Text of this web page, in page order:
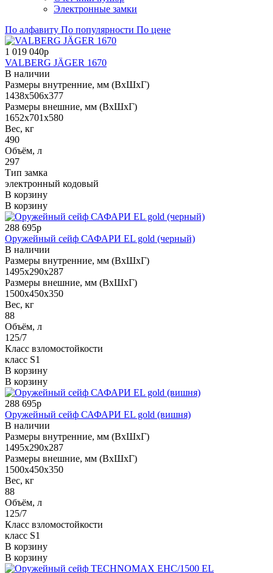
Электронные замки
По алфавиту По популярности По цене
1 019 040р
VALBERG JÄGER 1670
В наличии
Размеры внутренние, мм (ВхШхГ)
1438x506x377
Размеры внешние, мм (ВхШхГ)
1652x701x580
Вес, кг
490
Объём, л
297
Тип замка
электронный кодовый
В корзину
В корзину
288 695р
Оружейный сейф САФАРИ EL gold (черный)
В наличии
Размеры внутренние, мм (ВхШхГ)
1495x290x287
Размеры внешние, мм (ВхШхГ)
1500x450x350
Вес, кг
88
Объём, л
125/7
Класс взломостойкости
класс S1
В корзину
В корзину
288 695р
Оружейный сейф САФАРИ EL gold (вишня)
В наличии
Размеры внутренние, мм (ВхШхГ)
1495x290x287
Размеры внешние, мм (ВхШхГ)
1500x450x350
Вес, кг
88
Объём, л
125/7
Класс взломостойкости
класс S1
В корзину
В корзину